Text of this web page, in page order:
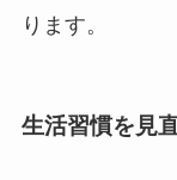
ります。
生活習慣を見